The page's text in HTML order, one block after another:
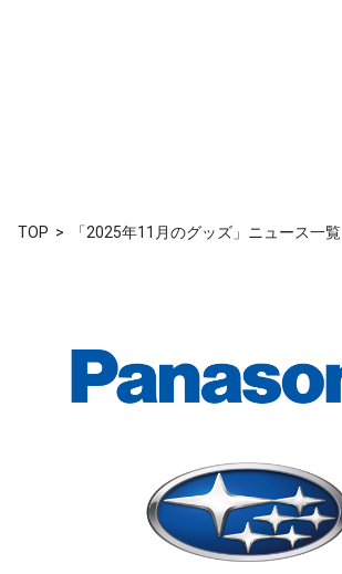
TOP 「2025年11月のグッズ」ニュース一覧